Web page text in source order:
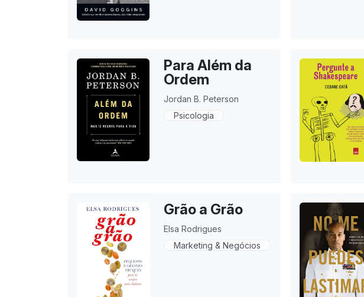
Para Além da
Ordem
Jordan B. Peterson
Psicologia
Grão a Grão
Elsa Rodrigues
Marketing & Negócios